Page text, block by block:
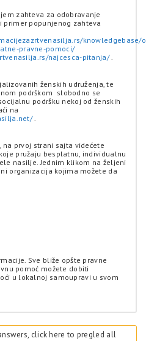
zahteva za odobravanje
primer popunjenog zahteva
knowledgebase/
pravne-pomoci/
najcesca-pitanja/.
ženskih udruženja, te
podrškom slobodno se
podršku nekoj od ženskih
na
.
prvoj strani sajta videćete
pružaju besplatnu, individualnu
nasilje. Jednim klikom na željeni
organizacija kojima možete da
Sve bliže opšte pravne
pomoć možete dobiti
u lokalnoj samoupravi u svom
click here to pregled all